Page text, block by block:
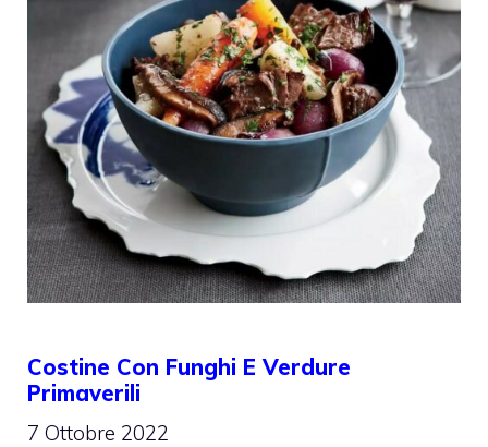
Costine Con Funghi E Verdure
Primaverili
7 Ottobre 2022